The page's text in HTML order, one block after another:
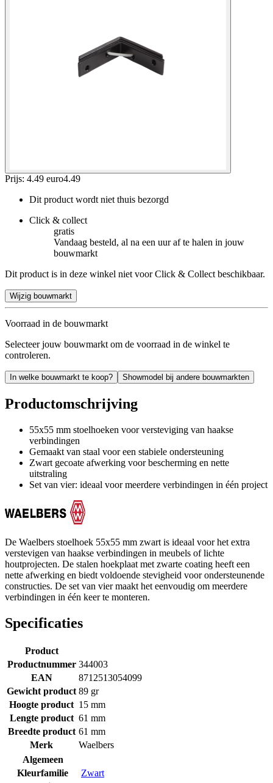
Prijs: 4.49 euro4.49
Dit product wordt niet thuis bezorgd
Click & collect
gratis
Vandaag besteld, al na een uur af te halen in jouw
bouwmarkt
Dit product is in deze winkel niet voor Click & Collect beschikbaar.
Wijzig bouwmarkt
Voorraad in de bouwmarkt
Selecteer jouw bouwmarkt om de voorraad in de winkel te
controleren.
In welke bouwmarkt te koop? Showmodel bij andere bouwmarkten
Productomschrijving
55x55 mm stoelhoeken voor versteviging van haakse
verbindingen
Gemaakt van staal voor een stabiele ondersteuning
Zwart gecoate afwerking voor bescherming en nette
uitstraling
Set van vier: ideaal voor meerdere verbindingen in één project
De Waelbers stoelhoek 55x55 mm zwart is ideaal voor het extra
verstevigen van haakse verbindingen in meubels of lichte
houtprojecten. De stalen hoekplaat met zwarte coating heeft een
nette afwerking en biedt voldoende stevigheid voor ondersteunende
constructies. De set van vier maakt het eenvoudig om meerdere
verbindingen in één keer te monteren.
Specificaties
Product
Productnummer 344003
EAN
8712513054099
Gewicht product 89 gr
Hoogte product 15 mm
Lengte product 61 mm
Breedte product 61 mm
Merk
Waelbers
Algemeen
Kleurfamilie
Zwart